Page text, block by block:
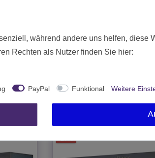
Games Workshop
während andere uns helfen, diese
Rechten als Nutzer finden Sie hier:
PayPal Funktional Weitere